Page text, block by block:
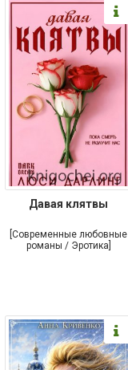
Давая клятвы
[Современные любовные
романы / Эротика]